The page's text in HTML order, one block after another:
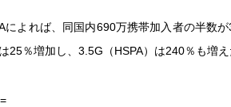
によれば、同国内690万携帯加入者の半数
25％増加し、3.5G（HSPA）は240％も増え